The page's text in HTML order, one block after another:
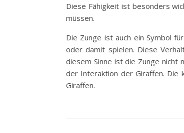
Diese Fähigkeit ist besonders
müssen.
Die Zunge ist auch ein Symbol
oder damit spielen. Diese
diesem Sinne ist die Zunge nicht
der Interaktion der Giraffen. Die
Giraffen.